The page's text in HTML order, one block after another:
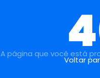
A página que você está
Voltar